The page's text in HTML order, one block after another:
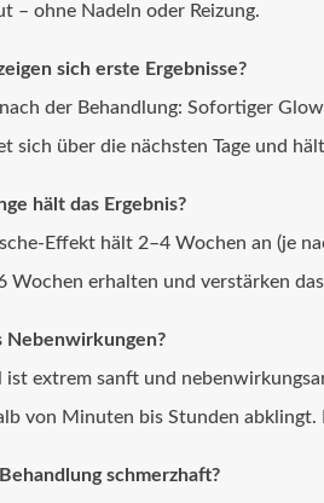
– ohne Nadeln oder Reizung.
sich erste Ergebnisse?
der Behandlung: Sofortiger
sich über die nächsten Tage und
hält das Ergebnis?
Effekt hält 2–4 Wochen an (je
Wochen erhalten und verstärken
Nebenwirkungen?
ist extrem sanft und
von Minuten bis Stunden abklingt.
schmerzhaft?